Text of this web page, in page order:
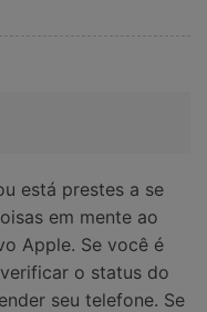
está prestes a se
em mente ao
Apple. Se você é
o status do
seu telefone. Se